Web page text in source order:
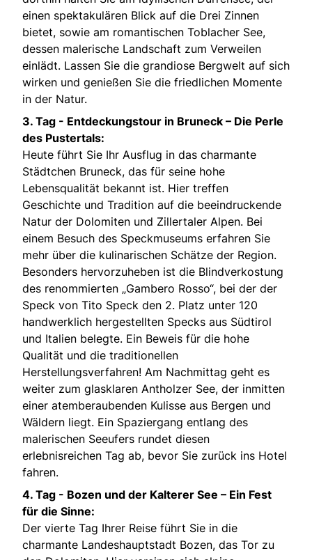
einen spektakulären Blick auf die Drei Zinnen
bietet, sowie am romantischen Toblacher See,
dessen malerische Landschaft zum Verweilen
einlädt. Lassen Sie die grandiose Bergwelt auf sich
wirken und genießen Sie die friedlichen Momente
in der Natur.
3. Tag - Entdeckungstour in Bruneck – Die Perle
des Pustertals:
Heute führt Sie Ihr Ausflug in das charmante
Städtchen Bruneck, das für seine hohe
Lebensqualität bekannt ist. Hier treffen
Geschichte und Tradition auf die beeindruckende
Natur der Dolomiten und Zillertaler Alpen. Bei
einem Besuch des Speckmuseums erfahren Sie
mehr über die kulinarischen Schätze der Region.
Besonders hervorzuheben ist die Blindverkostung
des renommierten „Gambero Rosso“, bei der der
Speck von Tito Speck den 2. Platz unter 120
handwerklich hergestellten Specks aus Südtirol
und Italien belegte. Ein Beweis für die hohe
Qualität und die traditionellen
Herstellungsverfahren! Am Nachmittag geht es
weiter zum glasklaren Antholzer See, der inmitten
einer atemberaubenden Kulisse aus Bergen und
Wäldern liegt. Ein Spaziergang entlang des
malerischen Seeufers rundet diesen
erlebnisreichen Tag ab, bevor Sie zurück ins Hotel
fahren.
4. Tag - Bozen und der Kalterer See – Ein Fest
für die Sinne:
Der vierte Tag Ihrer Reise führt Sie in die
charmante Landeshauptstadt Bozen, das Tor zu